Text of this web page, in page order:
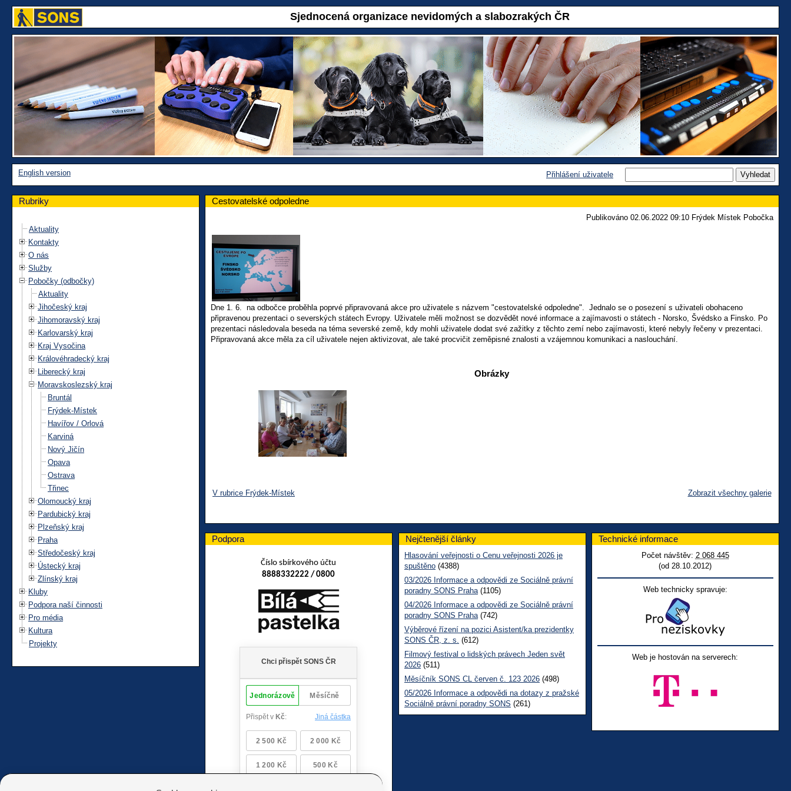
Sjednocená organizace nevidomých a slabozrakých ČR
English version Přihlášení uživatele
Rubriky
Aktuality
Kontakty
O nás
Služby
Pobočky (odbočky)
Aktuality
Jihočeský kraj
Jihomoravský kraj
Karlovarský kraj
Kraj Vysočina
Královéhradecký kraj
Liberecký kraj
Moravskoslezský kraj
Bruntál
Frýdek-Místek
Havířov / Orlová
Karviná
Nový Jičín
Opava
Ostrava
Třinec
Olomoucký kraj
Pardubický kraj
Plzeňský kraj
Praha
Středočeský kraj
Ústecký kraj
Zlínský kraj
Kluby
Podpora naší činnosti
Pro média
Kultura
Projekty
Cestovatelské odpoledne
Publikováno 02.06.2022 09:10 Frýdek Místek Pobočka
Dne 1. 6. na odbočce proběhla poprvé připravovaná akce pro uživatele s názvem "cestovatelské odpoledne". Jednalo se o posezení s uživateli obohaceno
připravenou prezentaci o severských státech Evropy. Uživatele měli možnost se dozvědět nové informace a zajímavosti o státech - Norsko, Švédsko a Finsko. Po
prezentaci následovala beseda na téma severské země, kdy mohli uživatele dodat své zažitky z těchto zemí nebo zajímavosti, které nebyly řečeny v prezentaci.
Připravovaná akce měla za cíl uživatele nejen aktivizovat, ale také procvičit zeměpisné znalosti a vzájemnou komunikaci a naslouchání.
Obrázky
V rubrice Frýdek-Místek Zobrazit všechny galerie
Podpora
Číslo sbírkového účtu
8888332222 / 0800
Nejčtenější články
Hlasování veřejnosti o Cenu veřejnosti 2026 je
spuštěno (4388)
03/2026 Informace a odpovědi ze Sociálně právní
poradny SONS Praha (1105)
04/2026 Informace a odpovědi ze Sociálně právní
poradny SONS Praha (742)
Výběrové řízení na pozici Asistent/ka prezidentky
SONS ČR, z. s. (612)
Filmový festival o lidských právech Jeden svět
2026 (511)
Měsíčník SONS CL červen č. 123 2026 (498)
05/2026 Informace a odpovědi na dotazy z pražské
Sociálně právní poradny SONS (261)
Technické informace
Počet návštěv: 2 068 445
(od 28.10.2012)
Web technicky spravuje:
Web je hostován na serverech: